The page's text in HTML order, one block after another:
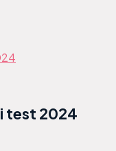
test 2024